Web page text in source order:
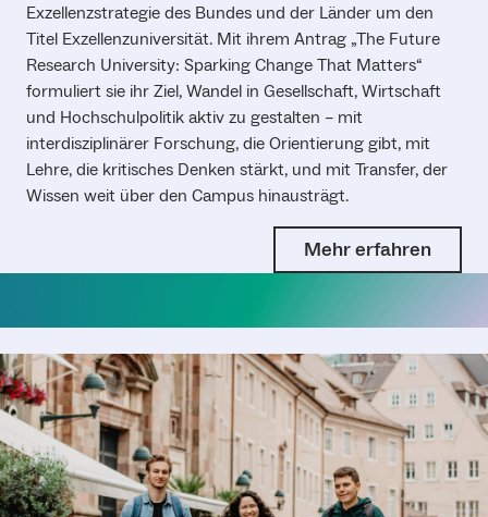
Exzellenzstrategie des Bundes und der Länder um den
Titel Exzellenzuniversität. Mit ihrem Antrag „The Future
Research University: Sparking Change That Matters“
formuliert sie ihr Ziel, Wandel in Gesellschaft, Wirtschaft
und Hochschulpolitik aktiv zu gestalten – mit
interdisziplinärer Forschung, die Orientierung gibt, mit
Lehre, die kritisches Denken stärkt, und mit Transfer, der
Wissen weit über den Campus hinausträgt.
Mehr erfahren